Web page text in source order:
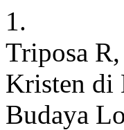
1.
Triposa
Kristen di
Budaya